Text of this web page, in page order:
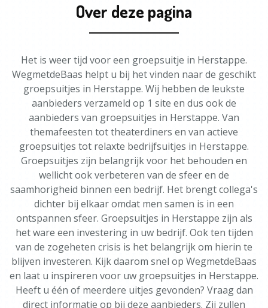
Over deze pagina
Het is weer tijd voor een groepsuitje in Herstappe.
WegmetdeBaas helpt u bij het vinden naar de geschikt
groepsuitjes in Herstappe. Wij hebben de leukste
aanbieders verzameld op 1 site en dus ook de
aanbieders van groepsuitjes in Herstappe. Van
themafeesten tot theaterdiners en van actieve
groepsuitjes tot relaxte bedrijfsuitjes in Herstappe.
Groepsuitjes zijn belangrijk voor het behouden en
wellicht ook verbeteren van de sfeer en de
saamhorigheid binnen een bedrijf. Het brengt collega's
dichter bij elkaar omdat men samen is in een
ontspannen sfeer. Groepsuitjes in Herstappe zijn als
het ware een investering in uw bedrijf. Ook ten tijden
van de zogeheten crisis is het belangrijk om hierin te
blijven investeren. Kijk daarom snel op WegmetdeBaas
en laat u inspireren voor uw groepsuitjes in Herstappe.
Heeft u één of meerdere uitjes gevonden? Vraag dan
direct informatie op bij deze aanbieders. Zij zullen